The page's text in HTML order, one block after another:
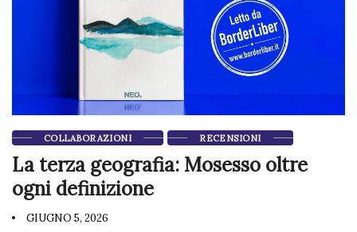
COLLABORAZIONI RECENSIONI
La terza geografia: Mosesso oltre
ogni definizione
GIUGNO 5, 2026